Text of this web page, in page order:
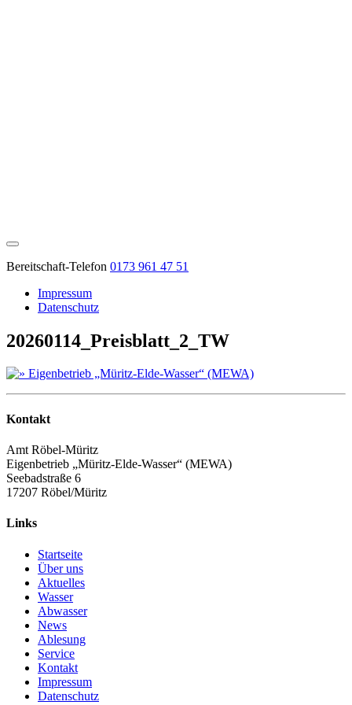
Bereitschaft-Telefon 0173 961 47 51
Impressum
Datenschutz
20260114_Preisblatt_2_TW
Kontakt
Amt Röbel-Müritz
Eigenbetrieb „Müritz-Elde-Wasser“ (MEWA)
Seebadstraße 6
17207 Röbel/Müritz
Links
Startseite
Über uns
Aktuelles
Wasser
Abwasser
News
Ablesung
Service
Kontakt
Impressum
Datenschutz